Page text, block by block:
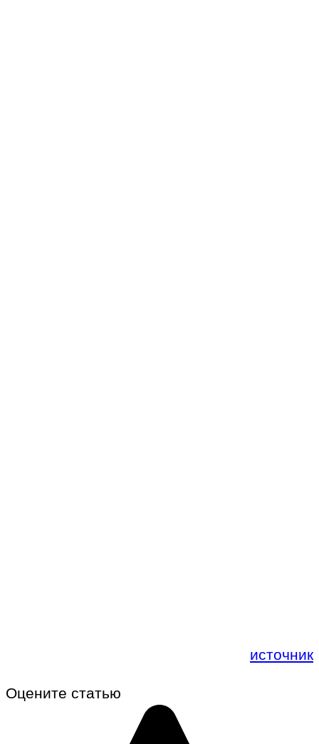
источник
Оцените статью